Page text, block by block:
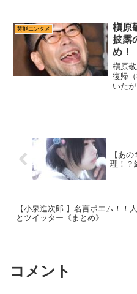
いる
は？
芸能エンタメ
槇原
披露
め！
槇原
復帰
いた
【あ
理！？
【小泉進次郎 】名言ポエム！！
とツイッター《まとめ》
コメント